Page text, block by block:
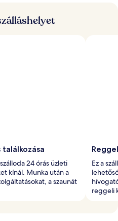
találkozása
24 órás üzleti
kínál. Munka után a
a szaunát
Ez a
reggeli